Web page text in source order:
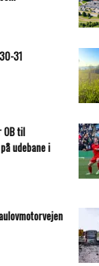
31
til
udebane i